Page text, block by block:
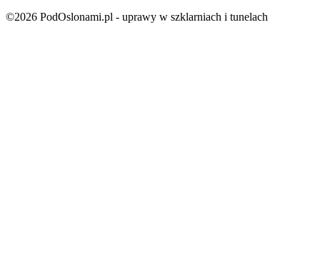
©2026 PodOslonami.pl - uprawy w szklarniach i tunelach